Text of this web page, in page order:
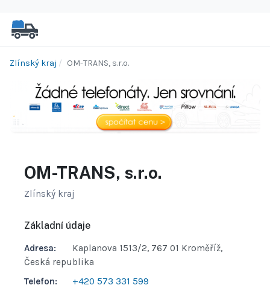
Zlínský kraj OM-TRANS, s.r.o.
OM-TRANS, s.r.o.
Zlínský kraj
Základní údaje
Adresa:
Kaplanova 1513/2, 767 01 Kroměříž,
Česká republika
Telefon:
+420 573 331 599